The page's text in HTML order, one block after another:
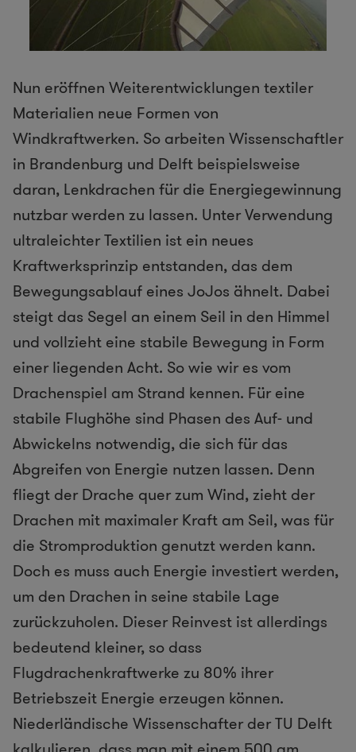
Nun eröffnen Weiterentwicklungen textiler
Materialien neue Formen von
Windkraftwerken. So arbeiten Wissenschaftler
in Brandenburg und Delft beispielsweise
daran, Lenkdrachen für die Energiegewinnung
nutzbar werden zu lassen. Unter Verwendung
ultraleichter Textilien ist ein neues
Kraftwerksprinzip entstanden, das dem
Bewegungsablauf eines JoJos ähnelt. Dabei
steigt das Segel an einem Seil in den Himmel
und vollzieht eine stabile Bewegung in Form
einer liegenden Acht. So wie wir es vom
Drachenspiel am Strand kennen. Für eine
stabile Flughöhe sind Phasen des Auf- und
Abwickelns notwendig, die sich für das
Abgreifen von Energie nutzen lassen. Denn
fliegt der Drache quer zum Wind, zieht der
Drachen mit maximaler Kraft am Seil, was für
die Stromproduktion genutzt werden kann.
Doch es muss auch Energie investiert werden,
um den Drachen in seine stabile Lage
zurückzuholen. Dieser Reinvest ist allerdings
bedeutend kleiner, so dass
Flugdrachenkraftwerke zu 80% ihrer
Betriebszeit Energie erzeugen können.
Niederländische Wissenschafter der TU Delft